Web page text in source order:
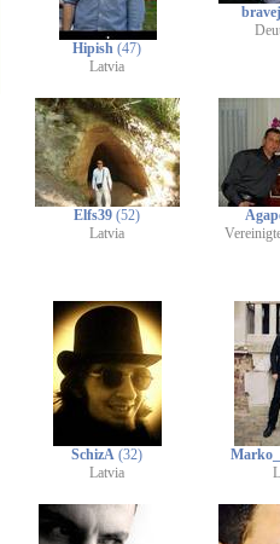
Hipish (47)
Latvia
Elfs39 (52)
Latvia
SchizA (32)
Latvia